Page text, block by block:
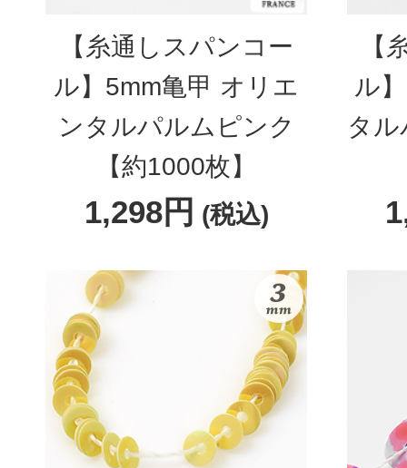
【糸通しスパンコー
ル】5mm亀甲 オリエ
ンタルパルムピンク
【約1000枚】
1,298円 (税込)
【
ル
タ